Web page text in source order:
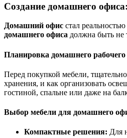
Создание домашнего
Домашний офис стал
домашнего офиса должна быть не
Планировка домашнего рабочего
Перед покупкой мебели,
хранения, и как организовать
гостиной, спальне или даже на
Выбор мебели для домашнего
Компактные решения: Для